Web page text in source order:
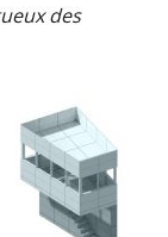
des